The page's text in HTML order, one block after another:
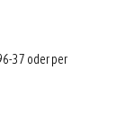
37 oder per